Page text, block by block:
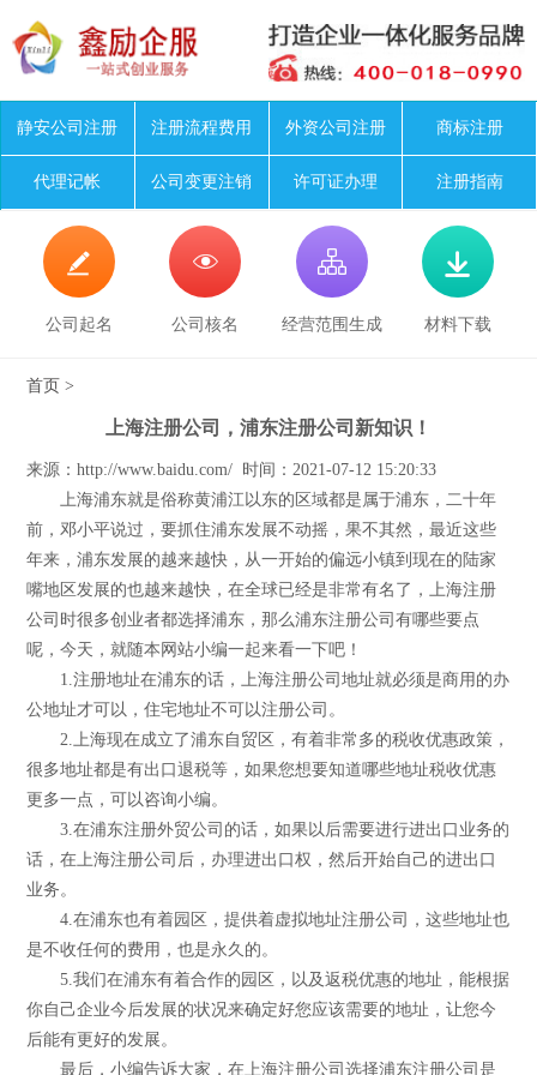
静安公司注册 注册流程费用 外资公司注册 商标注册
代理记帐 公司变更注销 许可证办理 注册指南

公司起名

公司核名

经营范围生成

材料下载
首页 >
上海注册公司，浦东注册公司新知识！
来源：http://www.baidu.com/ 时间：2021-07-12 15:20:33
上海浦东就是俗称黄浦江以东的区域都是属于浦东，二十年
前，邓小平说过，要抓住浦东发展不动摇，果不其然，最近这些
年来，浦东发展的越来越快，从一开始的偏远小镇到现在的陆家
嘴地区发展的也越来越快，在全球已经是非常有名了，上海注册
公司时很多创业者都选择浦东，那么浦东注册公司有哪些要点
呢，今天，就随本网站小编一起来看一下吧！
1.注册地址在浦东的话，上海注册公司地址就必须是商用的办
公地址才可以，住宅地址不可以注册公司。
2.上海现在成立了浦东自贸区，有着非常多的税收优惠政策，
很多地址都是有出口退税等，如果您想要知道哪些地址税收优惠
更多一点，可以咨询小编。
3.在浦东注册外贸公司的话，如果以后需要进行进出口业务的
话，在上海注册公司后，办理进出口权，然后开始自己的进出口
业务。
4.在浦东也有着园区，提供着虚拟地址注册公司，这些地址也
是不收任何的费用，也是永久的。
5.我们在浦东有着合作的园区，以及返税优惠的地址，能根据
你自己企业今后发展的状况来确定好您应该需要的地址，让您今
后能有更好的发展。
最后，小编告诉大家，在上海注册公司选择浦东注册公司是